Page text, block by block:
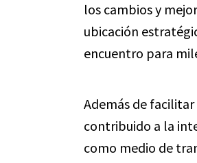
los cambios y
ubicación
encuentro para
Además de
contribuido a la
como medio de